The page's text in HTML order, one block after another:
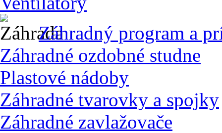
Záhradný program a
Záhradné ozdobné studne
Plastové nádoby
Záhradné tvarovky a spojky
Záhradné zavlažovače